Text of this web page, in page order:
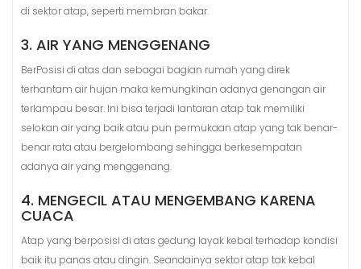
di sektor atap, seperti membran bakar.
3. AIR YANG MENGGENANG
BerPosisi di atas dan sebagai bagian rumah yang direk
terhantam air hujan maka kemungkinan adanya genangan air
terlampau besar. Ini bisa terjadi lantaran atap tak memiliki
selokan air yang baik atau pun permukaan atap yang tak benar-
benar rata atau bergelombang sehingga berkesempatan
adanya air yang menggenang.
4. MENGECIL ATAU MENGEMBANG KARENA
CUACA
Atap yang berposisi di atas gedung layak kebal terhadap kondisi
baik itu panas atau dingin. Seandainya sektor atap tak kebal